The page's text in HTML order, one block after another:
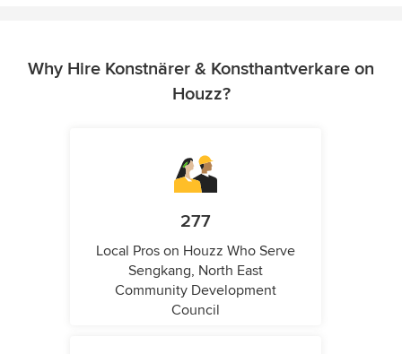
Why Hire Konstnärer & Konsthantverkare on
Houzz?
277
Local Pros on Houzz Who Serve
Sengkang, North East
Community Development
Council